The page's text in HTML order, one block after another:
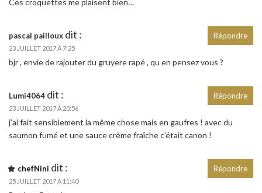
pascal pailloux dit :
23 JUILLET 2017 À 7:25
bjr , envie de rajouter du gruyere rapé , qu en pensez vous ?
Répondre
Lumi4064 dit :
23 JUILLET 2017 À 20:56
j’ai fait sensiblement la même chose mais en gaufres ! avec du
saumon fumé et une sauce crème fraîche c’était canon !
Répondre
chefNini dit :
25 JUILLET 2017 À 11:40
Répondre